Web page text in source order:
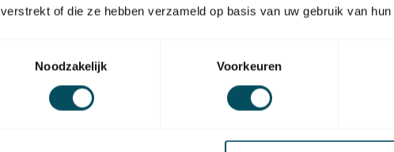
verstrekt of die ze hebben verzameld op basis van uw gebruik van
Noodzakelijk
Voorkeuren